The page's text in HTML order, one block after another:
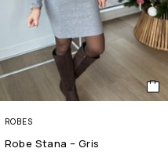
ROBES
Robe Stana – Gris